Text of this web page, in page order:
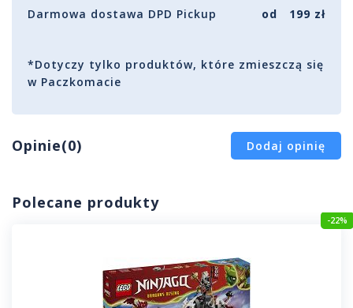
Darmowa dostawa DPD Pickup
od 199 zł
*Dotyczy tylko produktów, które zmieszczą się
w Paczkomacie
Opinie(0) Dodaj opinię
Polecane produkty
-22%